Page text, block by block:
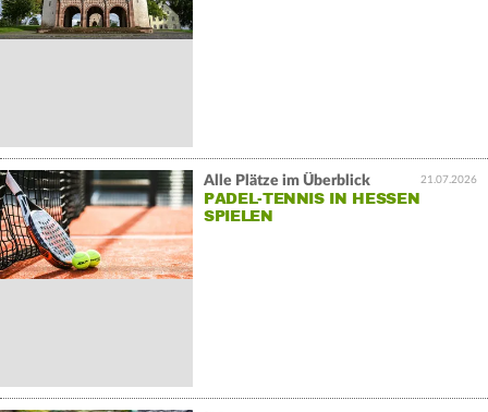
21.07.2026
Alle Plätze im Überblick
PADEL-TENNIS IN HESSEN
SPIELEN